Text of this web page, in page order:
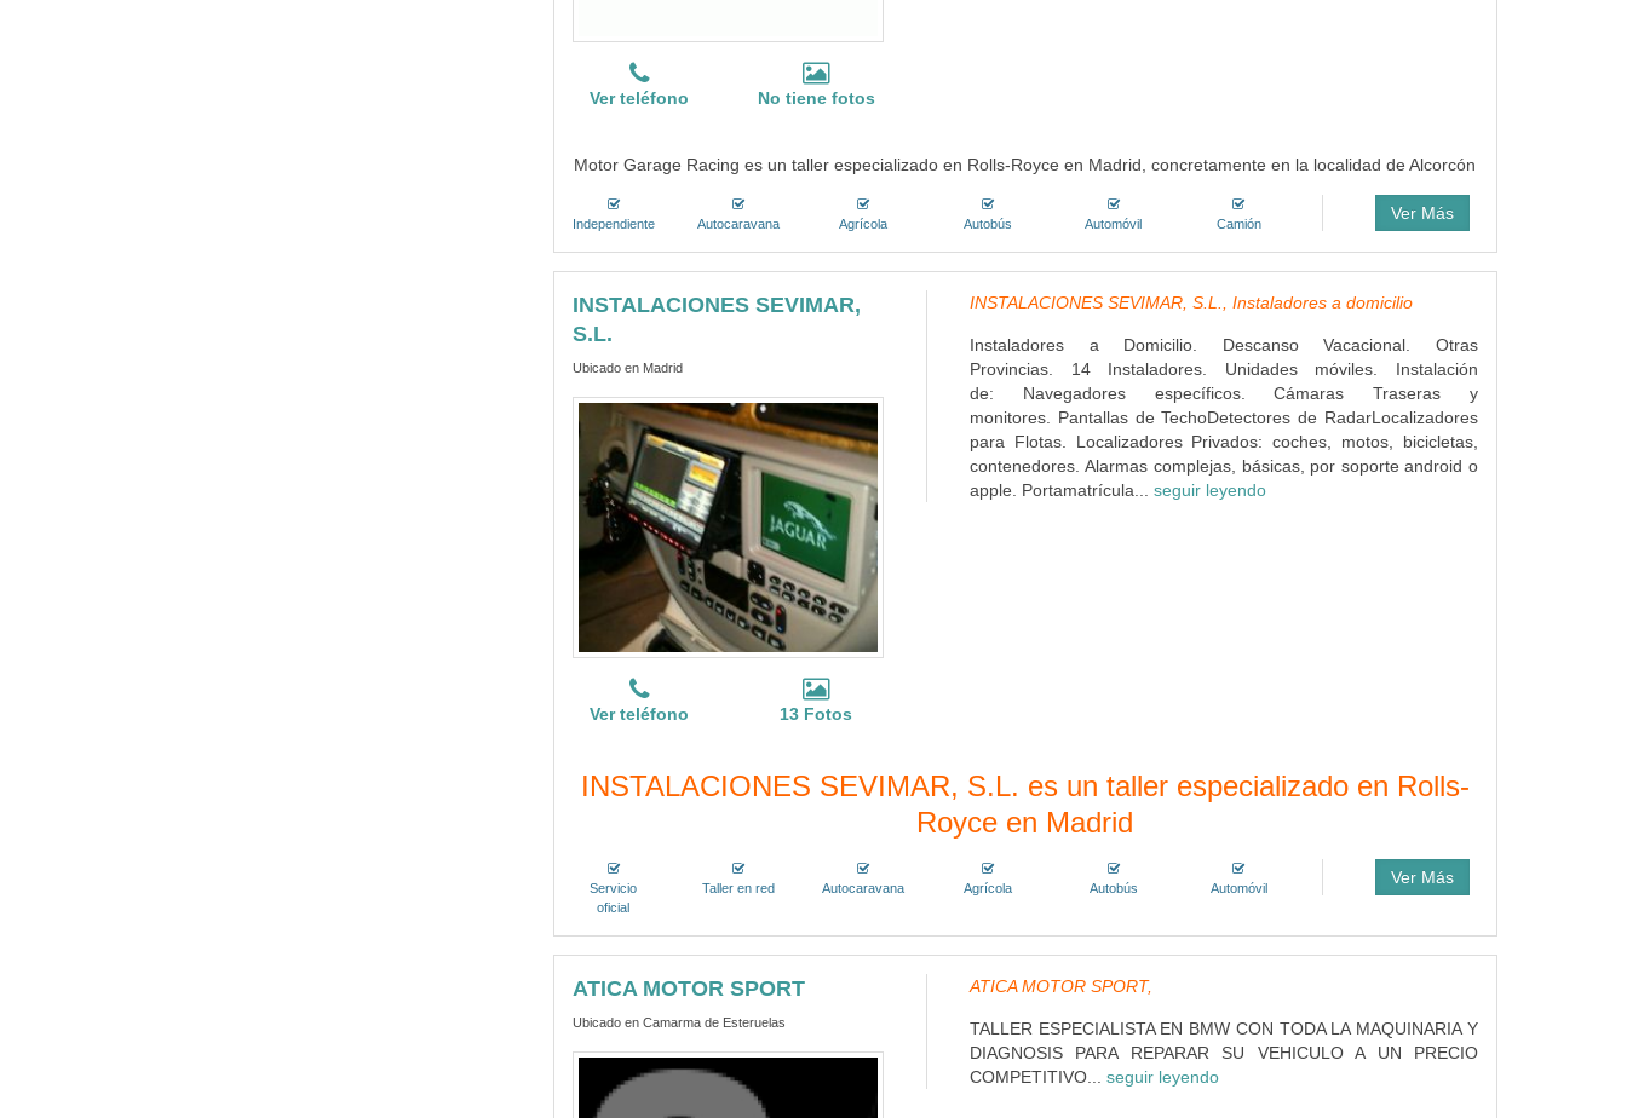
Ver teléfono No tiene fotos
Motor Garage Racing es un taller especializado en Rolls-Royce en Madrid, concretamente en la localidad de Alcorcón
Independiente Autocaravana Agrícola Autobús Automóvil Camión
Ver Más
INSTALACIONES SEVIMAR,
S.L.
Ubicado en Madrid
Ver teléfono 13 Fotos
INSTALACIONES SEVIMAR, S.L., Instaladores a domicilio
Instaladores a Domicilio. Descanso Vacacional. Otras
Provincias. 14 Instaladores. Unidades móviles. Instalación
de: Navegadores específicos. Cámaras Traseras y
monitores. Pantallas de TechoDetectores de RadarLocalizadores
para Flotas. Localizadores Privados: coches, motos, bicicletas,
contenedores. Alarmas complejas, básicas, por soporte android o
apple. Portamatrícula... seguir leyendo
INSTALACIONES SEVIMAR, S.L. es un taller especializado en Rolls-
Royce en Madrid
Servicio
oficial
Taller en red Autocaravana Agrícola Autobús Automóvil
Ver Más
ATICA MOTOR SPORT
Ubicado en Camarma de Esteruelas
ATICA MOTOR SPORT,
TALLER ESPECIALISTA EN BMW CON TODA LA MAQUINARIA Y
DIAGNOSIS PARA REPARAR SU VEHICULO A UN PRECIO
COMPETITIVO... seguir leyendo